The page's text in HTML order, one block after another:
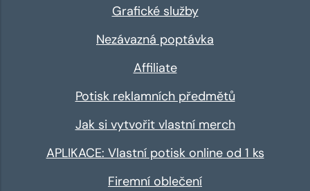
Grafické služby
Nezávazná poptávka
Affiliate
Potisk reklamních předmětů
Jak si vytvořit vlastní merch
APLIKACE: Vlastní potisk online od 1 ks
Firemní oblečení